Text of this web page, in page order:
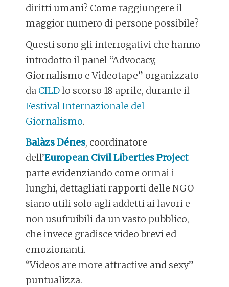
diritti umani? Come raggiungere il
maggior numero di persone possibile?
Questi sono gli interrogativi che hanno
introdotto il panel “Advocacy,
Giornalismo e Videotape” organizzato
da CILDlo scorso 18 aprile, durante il
Festival Internazionale del
Giornalismo.
Balàzs Dénes, coordinatore
dell’European Civil Liberties Project
parte evidenziando come ormai i
lunghi, dettagliati rapporti delle NGO
siano utili solo agli addetti ai lavori e
non usufruibili da un vasto pubblico,
che invece gradisce video brevi ed
emozionanti.
“Videos are more attractive and sexy”
puntualizza.